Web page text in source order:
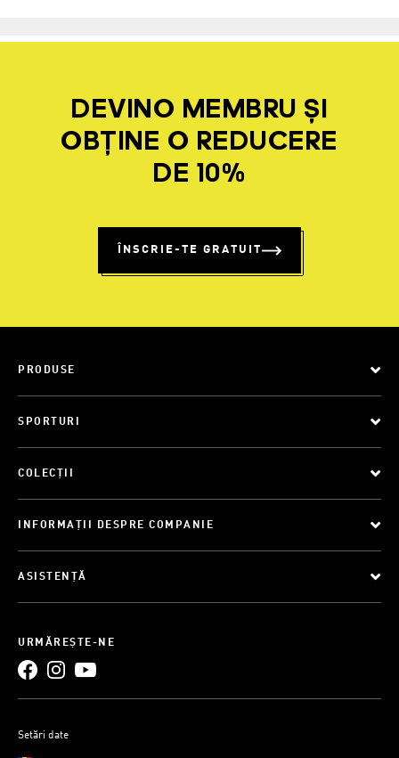
DEVINO MEMBRU ȘI
OBȚINE O REDUCERE
DE 10%
ÎNSCRIE-TE GRATUIT
PRODUSE
SPORTURI
COLECȚII
INFORMAȚII DESPRE COMPANIE
ASISTENȚĂ
URMĂREȘTE-NE
Setări date